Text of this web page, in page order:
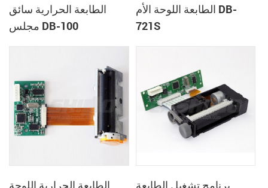
الطابعة الحرارية سائق
مجلس DB-100
الطابعة اللوحة الأم DB-
721S
الطابعة الحرارية اللوحة
برنامج تشغيل الطابعة